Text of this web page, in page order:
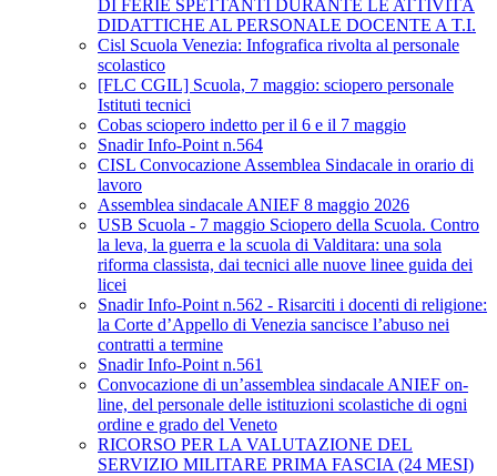
DI FERIE SPETTANTI DURANTE LE ATTIVITÀ
DIDATTICHE AL PERSONALE DOCENTE A T.I.
Cisl Scuola Venezia: Infografica rivolta al personale
scolastico
[FLC CGIL] Scuola, 7 maggio: sciopero personale
Istituti tecnici
Cobas sciopero indetto per il 6 e il 7 maggio
Snadir Info-Point n.564
CISL Convocazione Assemblea Sindacale in orario di
lavoro
Assemblea sindacale ANIEF 8 maggio 2026
USB Scuola - 7 maggio Sciopero della Scuola. Contro
la leva, la guerra e la scuola di Valditara: una sola
riforma classista, dai tecnici alle nuove linee guida dei
licei
Snadir Info-Point n.562 - Risarciti i docenti di religione:
la Corte d’Appello di Venezia sancisce l’abuso nei
contratti a termine
Snadir Info-Point n.561
Convocazione di un’assemblea sindacale ANIEF on-
line, del personale delle istituzioni scolastiche di ogni
ordine e grado del Veneto
RICORSO PER LA VALUTAZIONE DEL
SERVIZIO MILITARE PRIMA FASCIA (24 MESI)